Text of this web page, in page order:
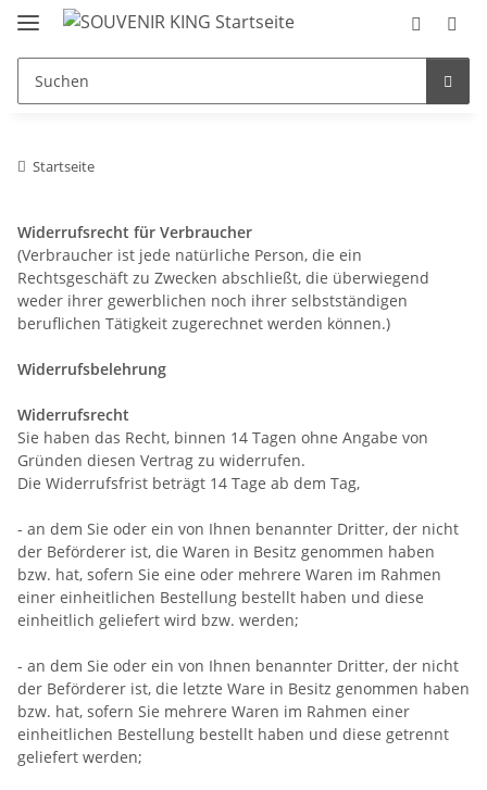
Startseite
Widerrufsrecht für Verbraucher
(Verbraucher ist jede natürliche Person, die ein
Rechtsgeschäft zu Zwecken abschließt, die überwiegend
weder ihrer gewerblichen noch ihrer selbstständigen
beruflichen Tätigkeit zugerechnet werden können.)
Widerrufsbelehrung
Widerrufsrecht
Sie haben das Recht, binnen 14 Tagen ohne Angabe von
Gründen diesen Vertrag zu widerrufen.
Die Widerrufsfrist beträgt 14 Tage ab dem Tag,
- an dem Sie oder ein von Ihnen benannter Dritter, der nicht
der Beförderer ist, die Waren in Besitz genommen haben
bzw. hat, sofern Sie eine oder mehrere Waren im Rahmen
einer einheitlichen Bestellung bestellt haben und diese
einheitlich geliefert wird bzw. werden;
- an dem Sie oder ein von Ihnen benannter Dritter, der nicht
der Beförderer ist, die letzte Ware in Besitz genommen haben
bzw. hat, sofern Sie mehrere Waren im Rahmen einer
einheitlichen Bestellung bestellt haben und diese getrennt
geliefert werden;